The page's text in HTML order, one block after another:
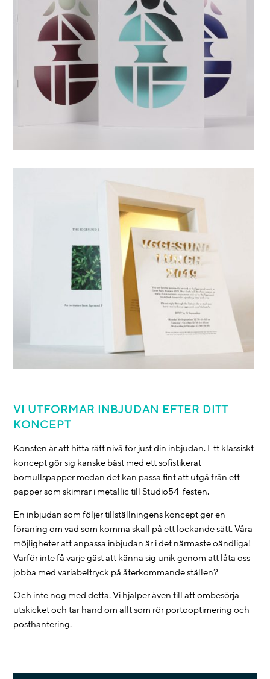
VI UTFORMAR INBJUDAN EFTER DITT
KONCEPT
Konsten är att hitta rätt nivå för just din inbjudan. Ett klassiskt
koncept gör sig kanske bäst med ett sofistikerat
bomullspapper medan det kan passa fint att utgå från ett
papper som skimrar i metallic till Studio54-festen.
En inbjudan som följer tillställningens koncept ger en
föraning om vad som komma skall på ett lockande sätt. Våra
möjligheter att anpassa inbjudan är i det närmaste oändliga!
Varför inte få varje gäst att känna sig unik genom att låta oss
jobba med variabeltryck på återkommande ställen?
Och inte nog med detta. Vi hjälper även till att ombesörja
utskicket och tar hand om allt som rör portooptimering och
posthantering.